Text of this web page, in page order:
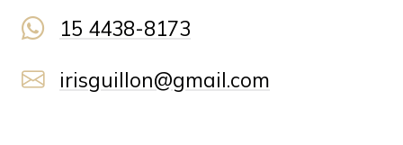
15 4438-8173
irisguillon@gmail.com